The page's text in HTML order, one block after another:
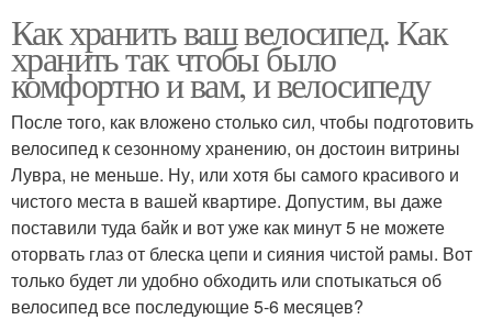
Как хранить ваш велосипед. Как
хранить так чтобы было
комфортно и вам, и велосипеду
После того, как вложено столько сил, чтобы подготовить
велосипед к сезонному хранению, он достоин витрины
Лувра, не меньше. Ну, или хотя бы самого красивого и
чистого места в вашей квартире. Допустим, вы даже
поставили туда байк и вот уже как минут 5 не можете
оторвать глаз от блеска цепи и сияния чистой рамы. Вот
только будет ли удобно обходить или спотыкаться об
велосипед все последующие 5-6 месяцев?